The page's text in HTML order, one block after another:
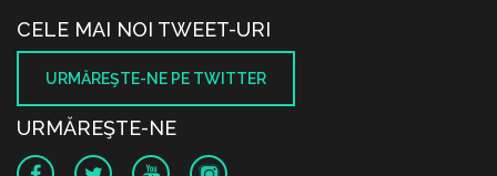
CELE MAI NOI TWEET-URI
URMĂREŞTE-NE PE TWITTER
URMĂREŞTE-NE